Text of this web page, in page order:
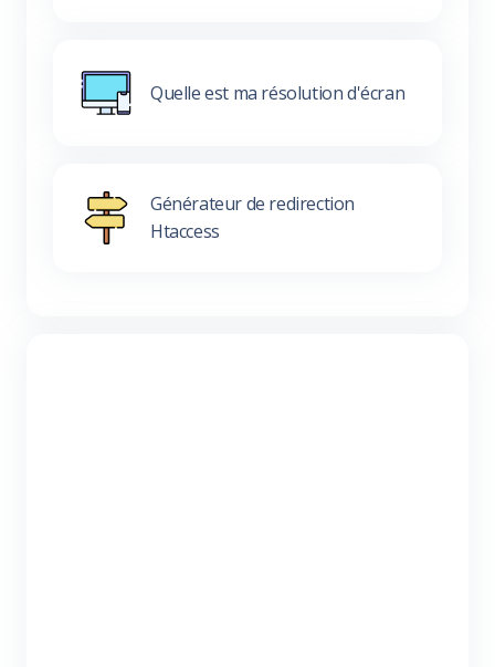
Quelle est ma résolution d'écran
Générateur de redirection
Htaccess